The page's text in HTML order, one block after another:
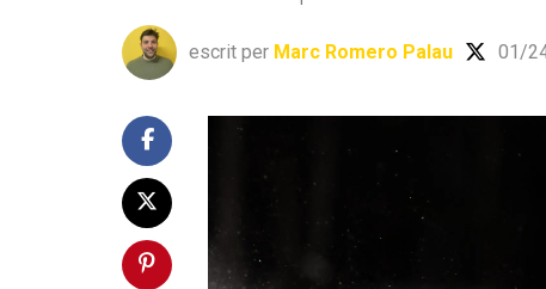
escrit per Marc Romero Palau 01/